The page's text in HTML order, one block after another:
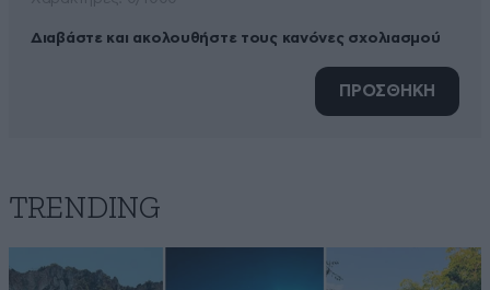
Διαβάστε και ακολουθήστε τους κανόνες σχολιασμού
ΠΡΟΣΘΗΚΗ
TRENDING